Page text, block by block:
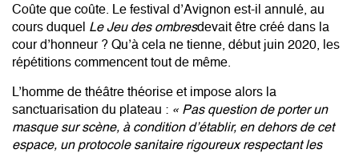
Coûte que coûte. Le festival d’Avignon est-il annulé, au
cours duquel Le Jeu des ombresdevait être créé dans la
cour d’honneur ? Qu’à cela ne tienne, début juin 2020, les
répétitions commencent tout de même.
L’homme de théâtre théorise et impose alors la
sanctuarisation du plateau : « Pas question de porter un
masque sur scène, à condition d’établir, en dehors de cet
espace, un protocole sanitaire rigoureux respectant les